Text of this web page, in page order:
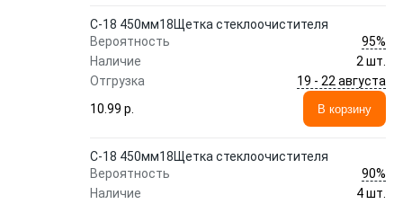
C-18 450мм18Щетка стеклоочистителя
Вероятность
95%
Наличие
2 шт.
Отгрузка
19 - 22 августа
10.99 p.
В корзину
C-18 450мм18Щетка стеклоочистителя
Вероятность
90%
Наличие
4 шт.